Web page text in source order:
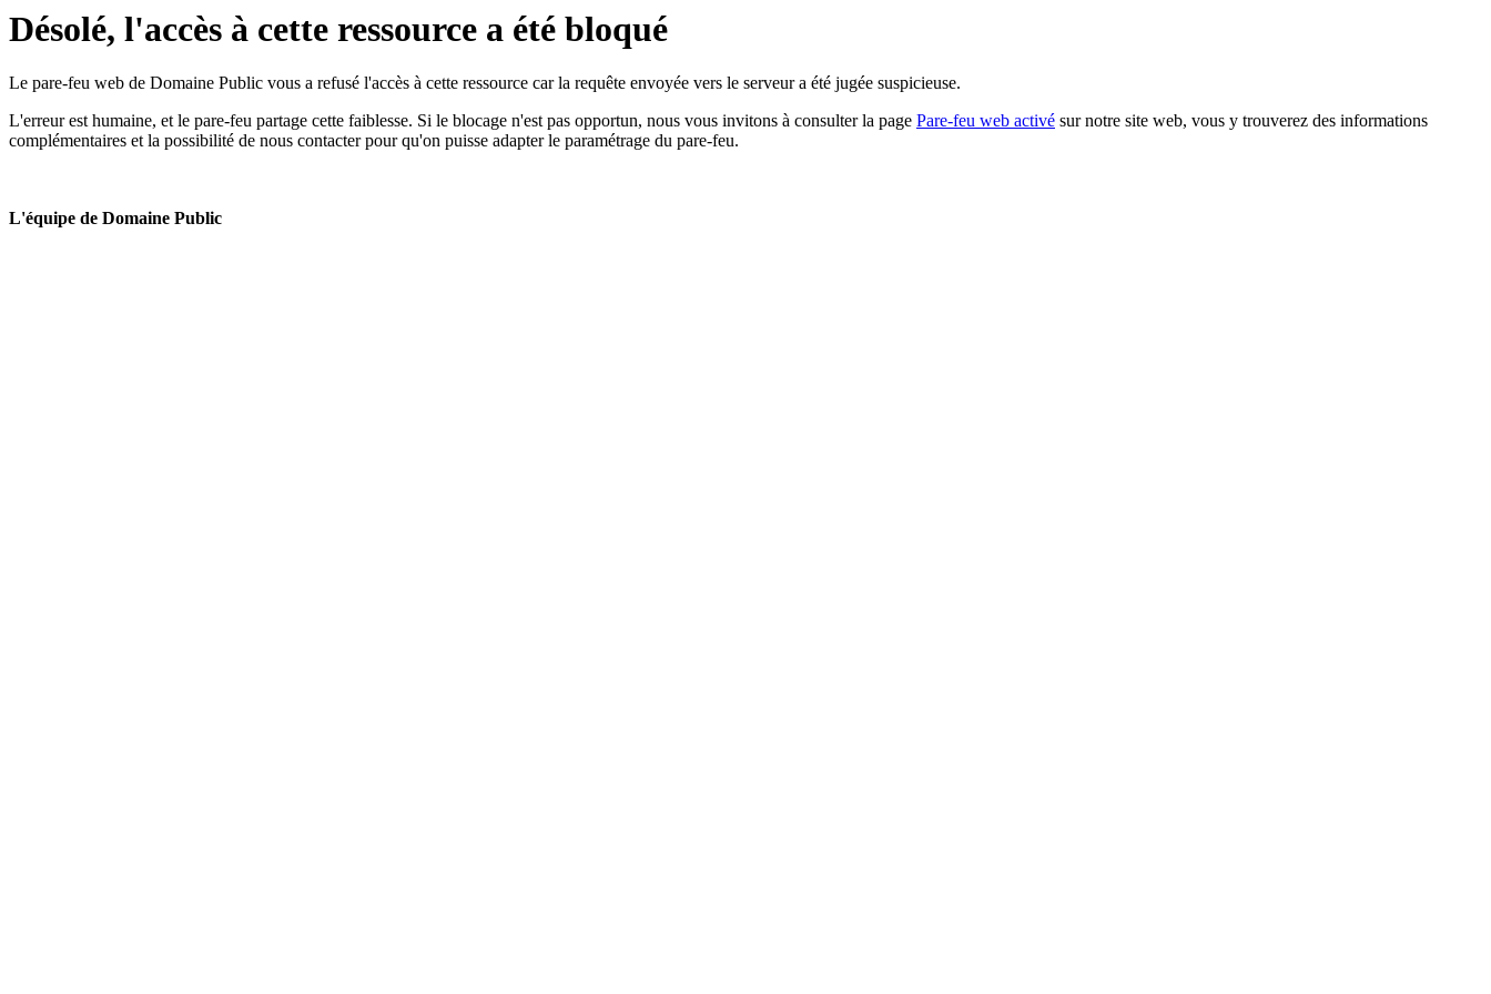
Désolé, l'accès à cette ressource a été bloqué
Le pare-feu web de Domaine Public vous a refusé l'accès à cette ressource car la requête envoyée vers le serveur a été jugée suspicieuse.
L'erreur est humaine, et le pare-feu partage cette faiblesse. Si le blocage n'est pas opportun, nous vous invitons à consulter la page Pare-feu web activé sur notre site web, vous y trouverez des informations
complémentaires et la possibilité de nous contacter pour qu'on puisse adapter le paramétrage du pare-feu.
L'équipe de Domaine Public